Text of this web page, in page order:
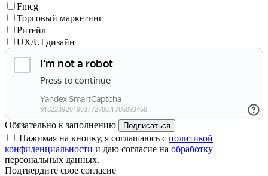
Fmcg
Торговый маркетинг
Ритейл
UX/UI дизайн
Обязательно к заполнению Подписаться
Нажимая на кнопку, я соглашаюсь с политикой
конфиденциальности и даю согласие на обработку
персональных данных.
Подтвердите свое согласие